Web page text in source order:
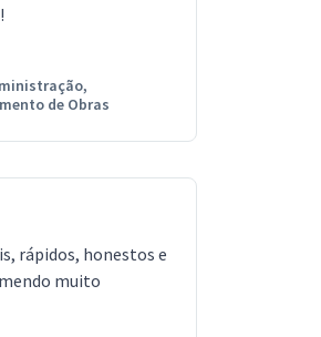
de Obras
rápidos, honestos e
muito